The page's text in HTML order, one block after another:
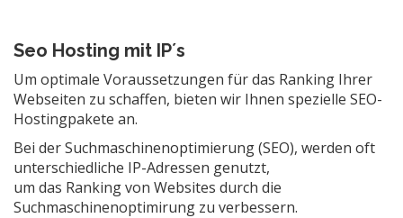
Seo Hosting mit IP´s
Um optimale Voraussetzungen für das Ranking Ihrer
Webseiten zu schaffen, bieten wir Ihnen spezielle SEO-
Hostingpakete an.
Bei der Suchmaschinenoptimierung (SEO), werden oft
unterschiedliche IP-Adressen genutzt,
um das Ranking von Websites durch die
Suchmaschinenoptimirung zu verbessern.